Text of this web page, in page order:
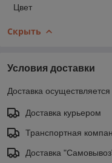
Цвет
Скрыть
Условия доставки
Доставка
Доставка курьером
Транспортная
Доставка